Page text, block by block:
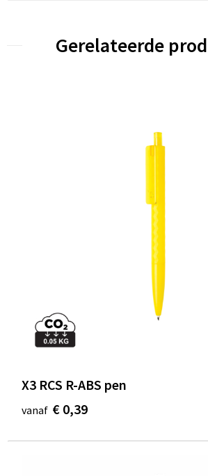
Gerelateerde
X3 RCS R-ABS pen
vanaf € 0,39